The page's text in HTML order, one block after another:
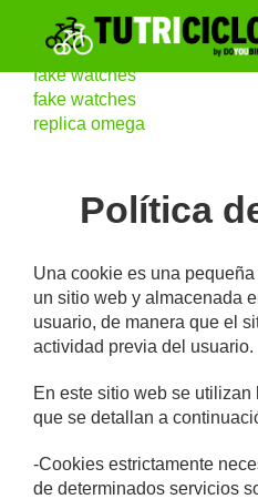
contenido
fake watches
fake watches
replica omega
Política
Una cookie es una
un sitio web y almacenada
usuario, de manera que el
actividad previa del usuario.
En este sitio web se
que se detallan a
-Cookies estrictamente
de determinados servicios